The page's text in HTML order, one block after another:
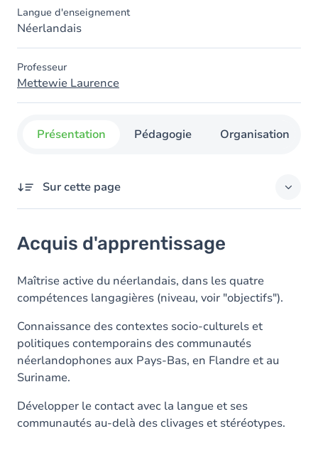
Langue d'enseignement
Néerlandais
Professeur
Mettewie Laurence
Présentation Pédagogie Organisation
Sur cette page
Objectifs
Contenu
Exercices
Acquis d'apprentissage
Maîtrise active du néerlandais, dans les quatre
compétences langagières (niveau, voir "objectifs").
Connaissance des contextes socio-culturels et
politiques contemporains des communautés
néerlandophones aux Pays-Bas, en Flandre et au
Suriname.
Développer le contact avec la langue et ses
communautés au-delà des clivages et stéréotypes.